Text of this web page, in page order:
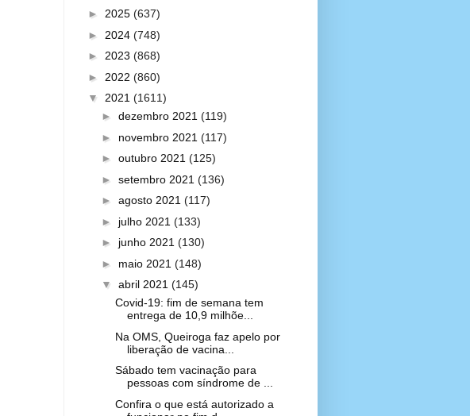
► 2025 (637)
► 2024 (748)
► 2023 (868)
► 2022 (860)
▼ 2021 (1611)
► dezembro 2021 (119)
► novembro 2021 (117)
► outubro 2021 (125)
► setembro 2021 (136)
► agosto 2021 (117)
► julho 2021 (133)
► junho 2021 (130)
► maio 2021 (148)
▼ abril 2021 (145)
Covid-19: fim de semana tem
entrega de 10,9 milhõe...
Na OMS, Queiroga faz apelo por
liberação de vacina...
Sábado tem vacinação para
pessoas com síndrome de ...
Confira o que está autorizado a